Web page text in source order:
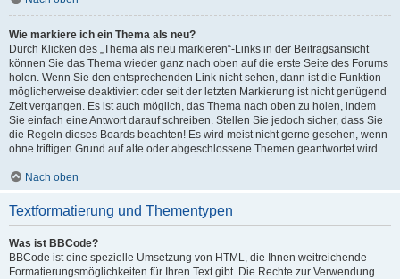
Wie markiere ich ein Thema als neu?
Durch Klicken des „Thema als neu markieren“-Links in der Beitragsansicht
können Sie das Thema wieder ganz nach oben auf die erste Seite des Forums
holen. Wenn Sie den entsprechenden Link nicht sehen, dann ist die Funktion
möglicherweise deaktiviert oder seit der letzten Markierung ist nicht genügend
Zeit vergangen. Es ist auch möglich, das Thema nach oben zu holen, indem
Sie einfach eine Antwort darauf schreiben. Stellen Sie jedoch sicher, dass Sie
die Regeln dieses Boards beachten! Es wird meist nicht gerne gesehen, wenn
ohne triftigen Grund auf alte oder abgeschlossene Themen geantwortet wird.
Nach oben
Textformatierung und Thementypen
Was ist BBCode?
BBCode ist eine spezielle Umsetzung von HTML, die Ihnen weitreichende
Formatierungsmöglichkeiten für Ihren Text gibt. Die Rechte zur Verwendung